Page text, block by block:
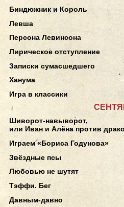
Биндюжник и Король
Левша
Персона Левинсона
Лирическое отступление
Записки сумасшедшего
Ханума
Игра в классики
Шиворот-навыворот,
или Иван и Алёна против
Играем «Бориса Годунова»
Звёздные псы
Любовью не шутят
Тэффи. Бег
Давным-давно